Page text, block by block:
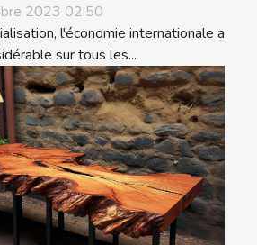
2023 02:50
l'économie internationale a
sur tous les...